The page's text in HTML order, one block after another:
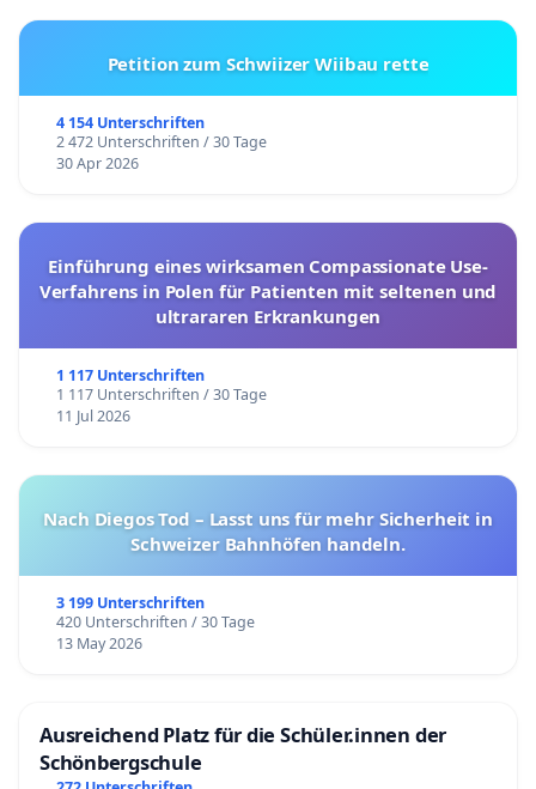
Petition zum Schwiizer Wiibau rette
4 154 Unterschriften
2 472 Unterschriften / 30 Tage
30 Apr 2026
Einführung eines wirksamen Compassionate Use-
Verfahrens in Polen für Patienten mit seltenen und
ultrararen Erkrankungen
1 117 Unterschriften
1 117 Unterschriften / 30 Tage
11 Jul 2026
Nach Diegos Tod – Lasst uns für mehr Sicherheit in
Schweizer Bahnhöfen handeln.
3 199 Unterschriften
420 Unterschriften / 30 Tage
13 May 2026
Ausreichend Platz für die Schüler.innen der
Schönbergschule